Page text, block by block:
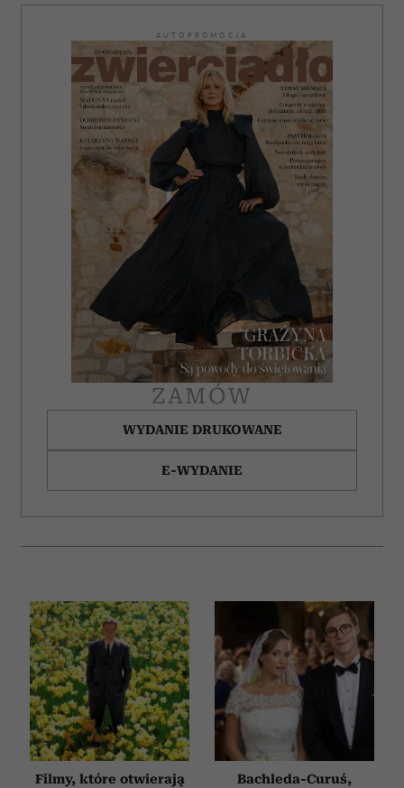
AUTOPROMOCJA
ZAMÓW
WYDANIE DRUKOWANE
E-WYDANIE
Filmy, które otwierają
Bachleda-Curuś,